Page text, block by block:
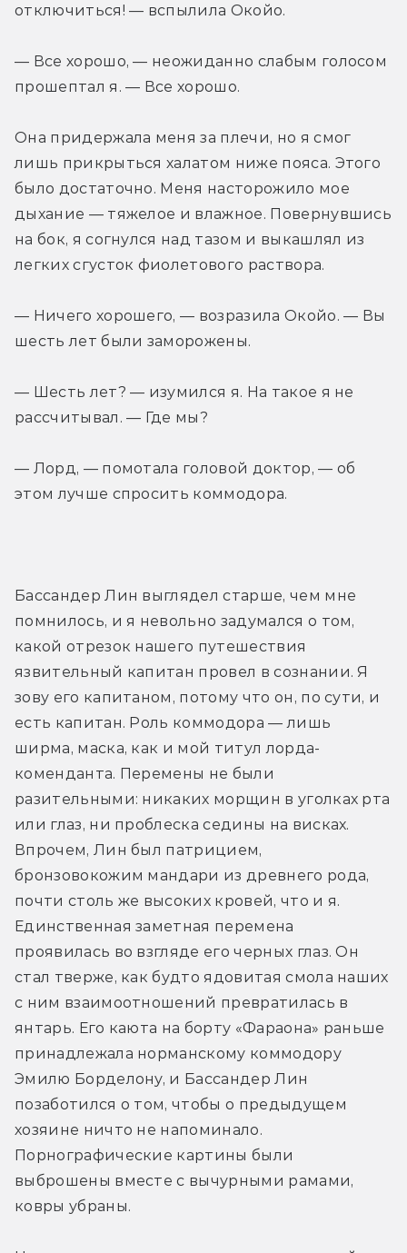
отключиться! — вспылила Окойо.
— Все хорошо, — неожиданно слабым голосом
прошептал я. — Все хорошо.
Она придержала меня за плечи, но я смог
лишь прикрыться халатом ниже пояса. Этого
было достаточно. Меня насторожило мое
дыхание — тяжелое и влажное. Повернувшись
на бок, я согнулся над тазом и выкашлял из
легких сгусток фиолетового раствора.
— Ничего хорошего, — возразила Окойо. — Вы
шесть лет были заморожены.
— Шесть лет? — изумился я. На такое я не
рассчитывал. — Где мы?
— Лорд, — помотала головой доктор, — об
этом лучше спросить коммодора.
Бассандер Лин выглядел старше, чем мне
помнилось, и я невольно задумался о том,
какой отрезок нашего путешествия
язвительный капитан провел в сознании. Я
зову его капитаном, потому что он, по сути, и
есть капитан. Роль коммодора — лишь
ширма, маска, как и мой титул лорда-
коменданта. Перемены не были
разительными: никаких морщин в уголках рта
или глаз, ни проблеска седины на висках.
Впрочем, Лин был патрицием,
бронзовокожим мандари из древнего рода,
почти столь же высоких кровей, что и я.
Единственная заметная перемена
проявилась во взгляде его черных глаз. Он
стал тверже, как будто ядовитая смола наших
с ним взаимоотношений превратилась в
янтарь. Его каюта на борту «Фараона» раньше
принадлежала норманскому коммодору
Эмилю Борделону, и Бассандер Лин
позаботился о том, чтобы о предыдущем
хозяине ничто не напоминало.
Порнографические картины были
выброшены вместе с вычурными рамами,
ковры убраны.